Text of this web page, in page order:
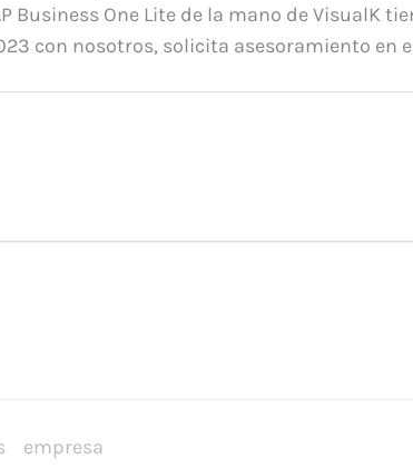
Business One Lite de la mano de VisualK
con nosotros, solicita asesoramiento en
empresa